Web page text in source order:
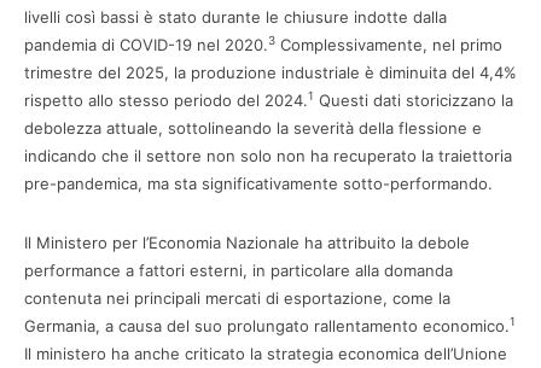
livelli così bassi è stato durante le chiusure indotte dalla
pandemia di COVID-19 nel 2020.3 Complessivamente, nel primo
trimestre del 2025, la produzione industriale è diminuita del 4,4%
rispetto allo stesso periodo del 2024.1 Questi dati storicizzano la
debolezza attuale, sottolineando la severità della flessione e
indicando che il settore non solo non ha recuperato la traiettoria
pre-pandemica, ma sta significativamente sotto-performando.
Il Ministero per l’Economia Nazionale ha attribuito la debole
performance a fattori esterni, in particolare alla domanda
contenuta nei principali mercati di esportazione, come la
Germania, a causa del suo prolungato rallentamento economico.1
Il ministero ha anche criticato la strategia economica dell’Unione